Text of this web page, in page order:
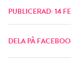
PUBLICERAD: 14
DELA PÅ